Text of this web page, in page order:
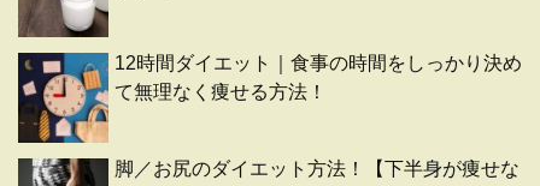
12時間ダイエット｜食事の時間をしっかり決め
て無理なく痩せる方法！
脚／お尻のダイエット方法！【下半身が痩せな